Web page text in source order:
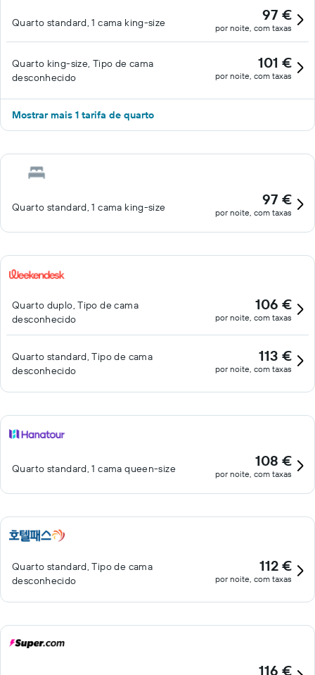
Quarto standard, 1 cama king-size 97 €
por noite, com taxas
Quarto king-size, Tipo de cama
desconhecido
101 €
por noite, com taxas
Mostrar mais 1 tarifa de quarto
Quarto standard, 1 cama king-size 97 €
por noite, com taxas
Quarto duplo, Tipo de cama
desconhecido
106 €
por noite, com taxas
Quarto standard, Tipo de cama
desconhecido
113 €
por noite, com taxas
Quarto standard, 1 cama queen-size 108 €
por noite, com taxas
Quarto standard, Tipo de cama
desconhecido
112 €
por noite, com taxas
116 €